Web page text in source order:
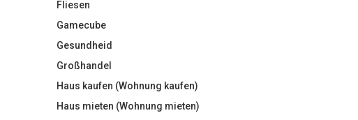
Fliesen
Gamecube
Gesundheid
Großhandel
Haus kaufen (Wohnung kaufen)
Haus mieten (Wohnung mieten)